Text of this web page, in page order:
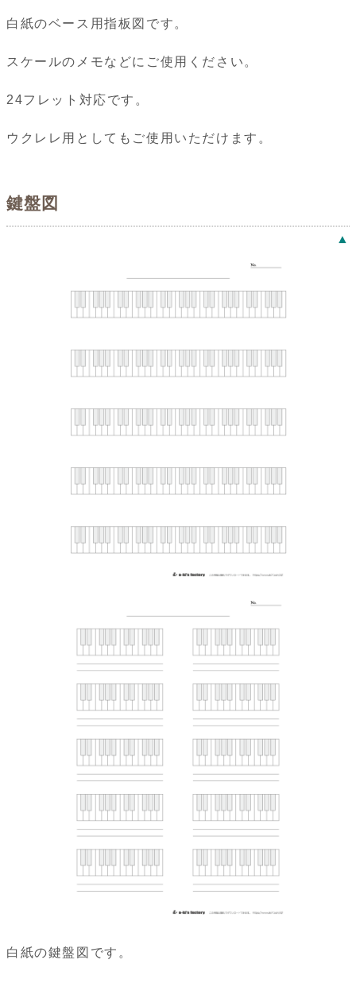
白紙のベース用指板図です。
スケールのメモなどにご使用ください。
24フレット対応です。
ウクレレ用としてもご使用いただけます。
鍵盤図
▲
白紙の鍵盤図です。